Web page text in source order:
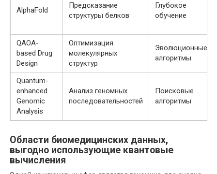
AlphaFold
Предсказание
структуры белков
Глубокое
обучение
QAOA-
based Drug
Design
Оптимизация
молекулярных
структур
Эволюционные
алгоритмы
Quantum-
enhanced
Genomic
Analysis
Анализ геномных
последовательностей
Поисковые
алгоритмы
Области биомедицинских данных,
выгодно использующие квантовые
вычисления